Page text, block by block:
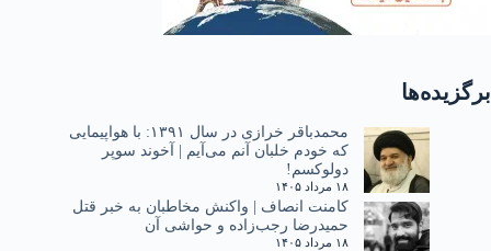
برگزیده‌ها
محمدباقر خرازی در سال ۱۳۹۱: با هواپیمایی
که خودم خلبان آنم می‌آیم | آخوند سوپر
دولوکسم!
۱۸ مرداد ۱۴۰۵
کامنت انصاف | واکنش مخاطبان به خبر قتل
حمیدرضا رجب‌زاده و حواشی آن
۱۸ مرداد ۱۴۰۵